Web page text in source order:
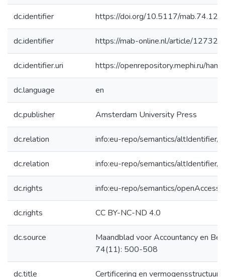
dc.identifier https://doi.org/10.5117/
dc.identifier https://mab-online.nl/article/12732/
dc.identifier.uri https://openrepository.mephi.ru/
dc.language en
dc.publisher Amsterdam University Press
dc.relation info:eu-repo/semantics/
dc.relation info:eu-repo/semantics/
dc.rights info:eu-repo/semantics/openAccess
dc.rights CC BY-NC-ND 4.0
dc.source
Maandblad voor Accountancy en
74(11): 500-508
dc.title Certificering en vermogensstructuur